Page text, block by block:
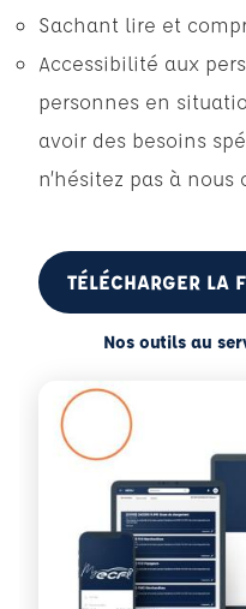
Sachant lire et
Accessibilité aux
personnes en
avoir des besoins
n’hésitez pas à
TÉLÉCHARGER LA
Nos outils au